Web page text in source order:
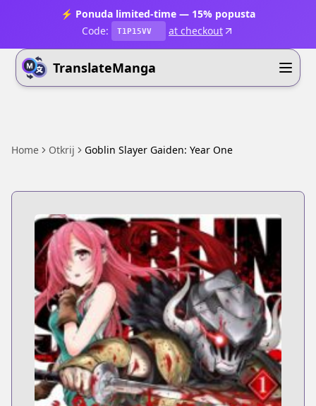
⚡ Ponuda limited-time — 15% popusta
Code:
T1P15VV at checkout
TranslateManga
Home Otkrij Goblin Slayer Gaiden: Year One